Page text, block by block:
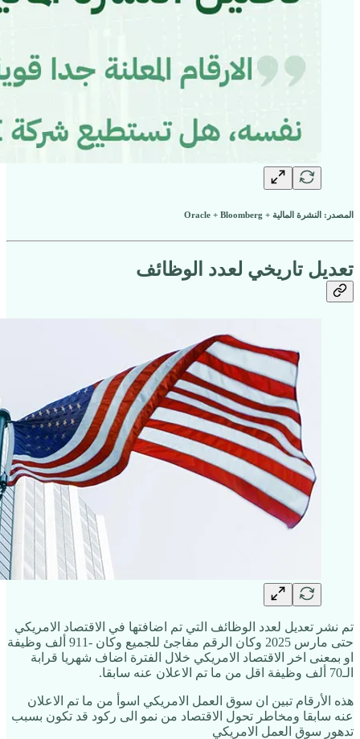
المصدر: النشرة المالية + Oracle + Bloomberg
تعديل تاريخي لعدد الوظائف
تم نشر تعديل لعدد الوظائف التي تم اضافتها في الاقتصاد الامريكي
حتى مارس 2025 وكان الرقم مفاجئ للجميع وكان -911 ألف وظيفة
او بمعنى اخر الاقتصاد الامريكي خلال الفترة اضاف شهريا قرابة
الـ70 ألف وظيفة اقل من ما تم الاعلان عنه سابقا.
هذه الأرقام تبين ان سوق العمل الامريكي اسوأ من ما تم الاعلان
عنه سابقا ومخاطر تحول الاقتصاد من نمو الى ركود قد تكون بسبب
تدهور سوق العمل الامريكي